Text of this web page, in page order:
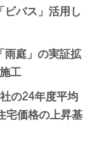
バス」活用し
雨庭」の実証拡
工
の24年度平均
宅価格の上昇基